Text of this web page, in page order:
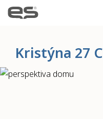
Kristýna 27 C